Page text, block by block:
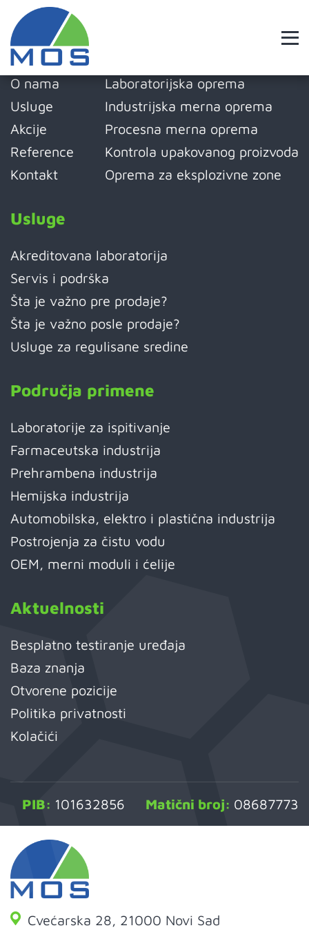
content
Meni
O nama
Usluge
Akcije
Reference
Kontakt
Laboratorijska oprema
Industrijska merna oprema
Procesna merna oprema
Kontrola upakovanog proizvoda
Oprema za eksplozivne zone
Usluge
Akreditovana laboratorija
Servis i podrška
Šta je važno pre prodaje?
Šta je važno posle prodaje?
Usluge za regulisane sredine
Područja primene
Laboratorije za ispitivanje
Farmaceutska industrija
Prehrambena industrija
Hemijska industrija
Automobilska, elektro i plastična industrija
Postrojenja za čistu vodu
OEM, merni moduli i ćelije
Aktuelnosti
Besplatno testiranje uređaja
Baza znanja
Otvorene pozicije
Politika privatnosti
Kolačići
PIB: 101632856 Matični broj: 08687773
Cvećarska 28, 21000 Novi Sad